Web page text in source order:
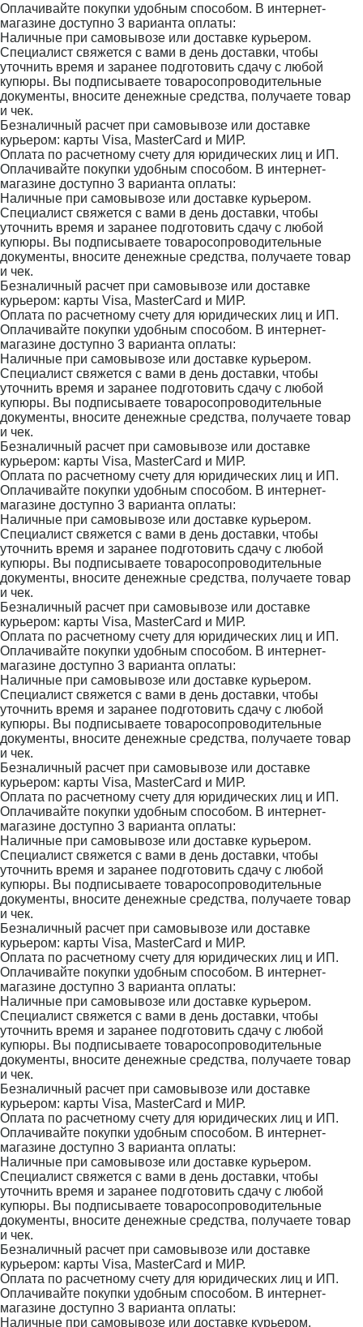
Оплачивайте покупки удобным способом. В интернет-
магазине доступно 3 варианта оплаты:
Наличные при самовывозе или доставке курьером.
Специалист свяжется с вами в день доставки, чтобы
уточнить время и заранее подготовить сдачу с любой
купюры. Вы подписываете товаросопроводительные
документы, вносите денежные средства, получаете товар
и чек.
Безналичный расчет при самовывозе или доставке
курьером: карты Visa, MasterCard и МИР.
Оплата по расчетному счету для юридических лиц и ИП.
Оплачивайте покупки удобным способом. В интернет-
магазине доступно 3 варианта оплаты:
Наличные при самовывозе или доставке курьером.
Специалист свяжется с вами в день доставки, чтобы
уточнить время и заранее подготовить сдачу с любой
купюры. Вы подписываете товаросопроводительные
документы, вносите денежные средства, получаете товар
и чек.
Безналичный расчет при самовывозе или доставке
курьером: карты Visa, MasterCard и МИР.
Оплата по расчетному счету для юридических лиц и ИП.
Оплачивайте покупки удобным способом. В интернет-
магазине доступно 3 варианта оплаты:
Наличные при самовывозе или доставке курьером.
Специалист свяжется с вами в день доставки, чтобы
уточнить время и заранее подготовить сдачу с любой
купюры. Вы подписываете товаросопроводительные
документы, вносите денежные средства, получаете товар
и чек.
Безналичный расчет при самовывозе или доставке
курьером: карты Visa, MasterCard и МИР.
Оплата по расчетному счету для юридических лиц и ИП.
Оплачивайте покупки удобным способом. В интернет-
магазине доступно 3 варианта оплаты:
Наличные при самовывозе или доставке курьером.
Специалист свяжется с вами в день доставки, чтобы
уточнить время и заранее подготовить сдачу с любой
купюры. Вы подписываете товаросопроводительные
документы, вносите денежные средства, получаете товар
и чек.
Безналичный расчет при самовывозе или доставке
курьером: карты Visa, MasterCard и МИР.
Оплата по расчетному счету для юридических лиц и ИП.
Оплачивайте покупки удобным способом. В интернет-
магазине доступно 3 варианта оплаты:
Наличные при самовывозе или доставке курьером.
Специалист свяжется с вами в день доставки, чтобы
уточнить время и заранее подготовить сдачу с любой
купюры. Вы подписываете товаросопроводительные
документы, вносите денежные средства, получаете товар
и чек.
Безналичный расчет при самовывозе или доставке
курьером: карты Visa, MasterCard и МИР.
Оплата по расчетному счету для юридических лиц и ИП.
Оплачивайте покупки удобным способом. В интернет-
магазине доступно 3 варианта оплаты:
Наличные при самовывозе или доставке курьером.
Специалист свяжется с вами в день доставки, чтобы
уточнить время и заранее подготовить сдачу с любой
купюры. Вы подписываете товаросопроводительные
документы, вносите денежные средства, получаете товар
и чек.
Безналичный расчет при самовывозе или доставке
курьером: карты Visa, MasterCard и МИР.
Оплата по расчетному счету для юридических лиц и ИП.
Оплачивайте покупки удобным способом. В интернет-
магазине доступно 3 варианта оплаты:
Наличные при самовывозе или доставке курьером.
Специалист свяжется с вами в день доставки, чтобы
уточнить время и заранее подготовить сдачу с любой
купюры. Вы подписываете товаросопроводительные
документы, вносите денежные средства, получаете товар
и чек.
Безналичный расчет при самовывозе или доставке
курьером: карты Visa, MasterCard и МИР.
Оплата по расчетному счету для юридических лиц и ИП.
Оплачивайте покупки удобным способом. В интернет-
магазине доступно 3 варианта оплаты:
Наличные при самовывозе или доставке курьером.
Специалист свяжется с вами в день доставки, чтобы
уточнить время и заранее подготовить сдачу с любой
купюры. Вы подписываете товаросопроводительные
документы, вносите денежные средства, получаете товар
и чек.
Безналичный расчет при самовывозе или доставке
курьером: карты Visa, MasterCard и МИР.
Оплата по расчетному счету для юридических лиц и ИП.
Оплачивайте покупки удобным способом. В интернет-
магазине доступно 3 варианта оплаты:
Наличные при самовывозе или доставке курьером.